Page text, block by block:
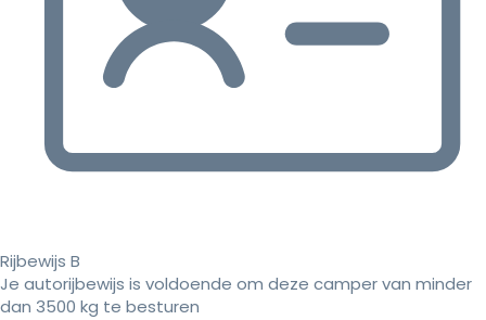
Rijbewijs B
Je autorijbewijs is voldoende om deze camper van minder
dan 3500 kg te besturen